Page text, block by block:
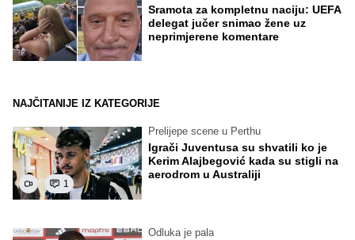
Sramota za kompletnu naciju: UEFA
delegat jučer snimao žene uz
neprimjerene komentare
NAJČITANIJE IZ KATEGORIJE
1
Prelijepe scene u Perthu
Igrači Juventusa su shvatili ko je
Kerim Alajbegović kada su stigli na
aerodrom u Australiji
Odluka je pala